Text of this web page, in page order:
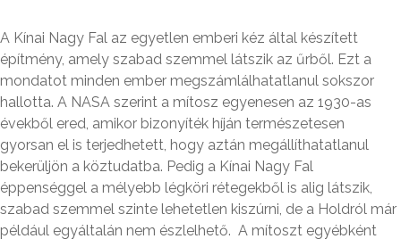
A Kínai Nagy Fal az egyetlen emberi kéz által készített
építmény, amely szabad szemmel látszik az űrből. Ezt a
mondatot minden ember megszámlálhatatlanul sokszor
hallotta. A NASA szerint a mítosz egyenesen az 1930-as
évekből ered, amikor bizonyíték híján természetesen
gyorsan el is terjedhetett, hogy aztán megállíthatatlanul
bekerüljön a köztudatba. Pedig a Kínai Nagy Fal
éppenséggel a mélyebb légköri rétegekből is alig látszik,
szabad szemmel szinte lehetetlen kiszúrni, de a Holdról már
például egyáltalán nem észlelhető. A mítoszt egyébként